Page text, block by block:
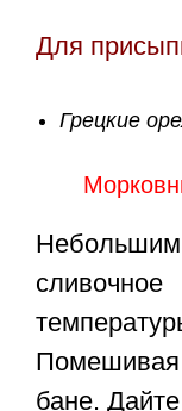
Для
Грецкие
бане.